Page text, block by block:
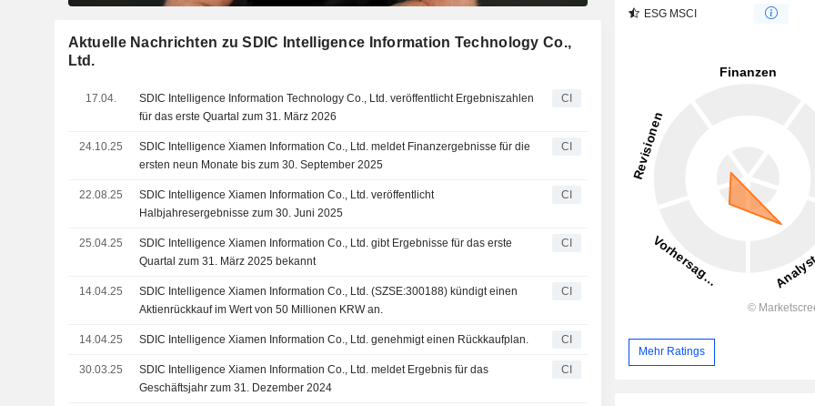
Aktuelle Nachrichten zu SDIC Intelligence Information Technology Co.,
Ltd.
17.04.
SDIC Intelligence Information Technology Co., Ltd. veröffentlicht Ergebniszahlen
für das erste Quartal zum 31. März 2026
CI
24.10.25
SDIC Intelligence Xiamen Information Co., Ltd. meldet Finanzergebnisse für die
ersten neun Monate bis zum 30. September 2025
CI
22.08.25
SDIC Intelligence Xiamen Information Co., Ltd. veröffentlicht
Halbjahresergebnisse zum 30. Juni 2025
CI
25.04.25
SDIC Intelligence Xiamen Information Co., Ltd. gibt Ergebnisse für das erste
Quartal zum 31. März 2025 bekannt
CI
14.04.25
SDIC Intelligence Xiamen Information Co., Ltd. (SZSE:300188) kündigt einen
Aktienrückkauf im Wert von 50 Millionen KRW an.
CI
14.04.25 SDIC Intelligence Xiamen Information Co., Ltd. genehmigt einen Rückkaufplan. CI
30.03.25
SDIC Intelligence Xiamen Information Co., Ltd. meldet Ergebnis für das
Geschäftsjahr zum 31. Dezember 2024
CI
ESG MSCI
Mehr Ratings